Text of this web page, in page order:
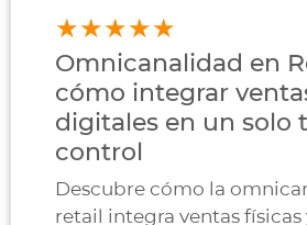
Omnicanalidad en
cómo integrar
digitales en un solo
control
Descubre cómo la
retail integra ventas